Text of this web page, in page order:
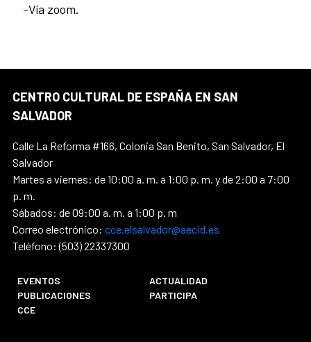
-Vía zoom.
CENTRO CULTURAL DE ESPAÑA EN SAN
SALVADOR
Calle La Reforma #166, Colonia San Benito, San Salvador, El
Salvador
Martes a viernes: de 10:00 a. m. a 1:00 p. m. y de 2:00 a 7:00
p. m.
Sábados: de 09:00 a. m. a 1:00 p. m
Correo electrónico: cce.elsalvador@aecid.es
Teléfono: (503) 22337300
EVENTOS
ACTUALIDAD
PUBLICACIONES
PARTICIPA
CCE